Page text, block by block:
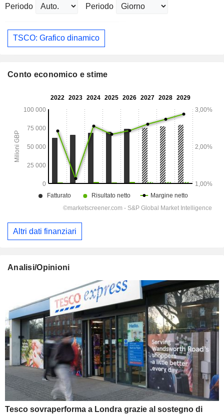
Periodo Periodo
TSCO: Grafico dinamico
Conto economico e stime
Altri dati finanziari
Analisi/Opinioni
Tesco sovraperforma a Londra grazie al sostegno di